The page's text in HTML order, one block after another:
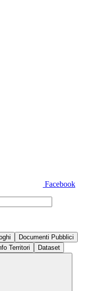
Facebook
Documenti Pubblici
Territori Dataset